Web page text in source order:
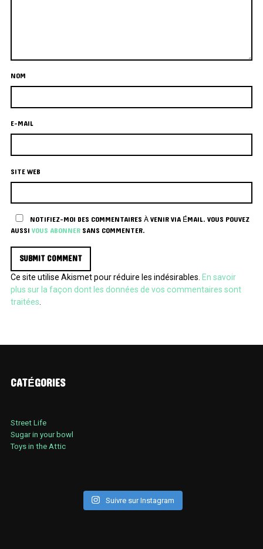
NOM
E-MAIL
SITE WEB
NOTIFIEZ-MOI DES COMMENTAIRES À VENIR VIA ÉMAIL. VOUS POUVEZ
AUSSIVOUS ABONNERSANS COMMENTER.
Ce site utilise Akismet pour réduire les indésirables. En savoir
plus sur la façon dont les données de vos commentaires sont
traitées
CATÉGORIES
Street Life
Sugar in your bowl
Toys in the Attic
Suivre sur Instagram